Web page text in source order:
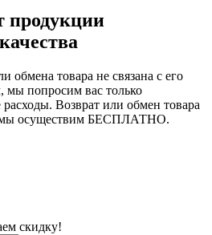
продукции
обмена товара не связана с его
мы попросим вас только
Возврат или обмен товара
мы осуществим БЕСПЛАТНО.
скидку!